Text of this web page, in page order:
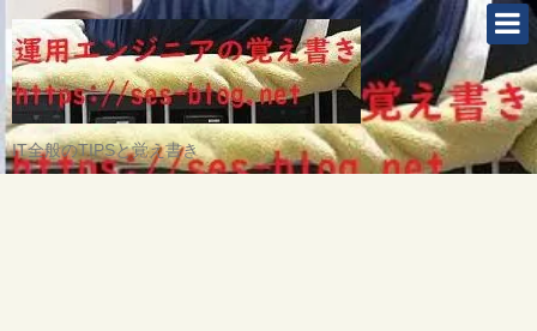
IT全般のTIPSと覚え書き